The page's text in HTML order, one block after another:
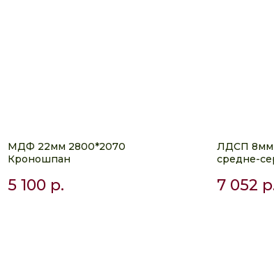
МДФ 22мм 2800*2070
Кроношпан
5 100 р.
ЛДСП 8мм
средне-
7 052